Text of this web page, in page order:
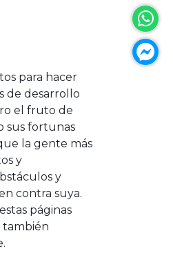
para hacer
de desarrollo
el fruto de
sus fortunas
la gente más
y
y
contra suya.
páginas
también